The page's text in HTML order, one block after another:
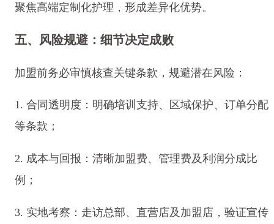
聚焦高端定制化护理，形成差异化优势。
五、风险规避：细节决定成败
加盟前务必审慎核查关键条款，规避潜在风险：
1. 合同透明度：明确培训支持、区域保护、订单分配
等条款；
2. 成本与回报：清晰加盟费、管理费及利润分成比
例；
3. 实地考察：走访总部、直营店及加盟店，验证宣传